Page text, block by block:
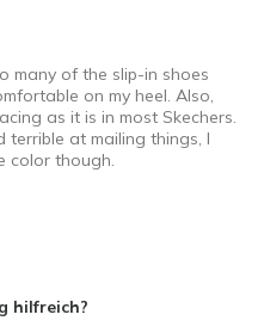
many of the slip-in shoes
on my heel. Also,
as it is in most Skechers.
terrible at mailing things, I
color though.
hilfreich?